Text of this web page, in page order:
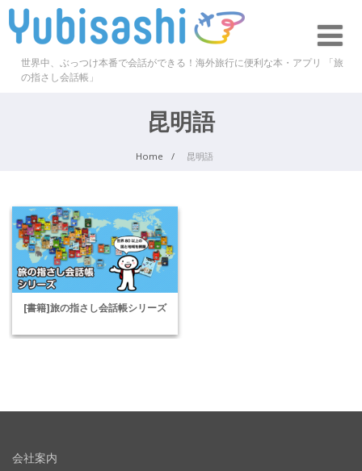
世界中、ぶっつけ本番で会話ができる！海外旅行に便利な本・アプリ 「旅
の指さし会話帳」
昆明語
Home 昆明語
[書籍]旅の指さし会話帳シリーズ
会社案内